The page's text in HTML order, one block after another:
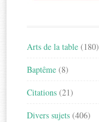
Arts de la table (180)
Baptême (8)
Citations (21)
Divers sujets (406)